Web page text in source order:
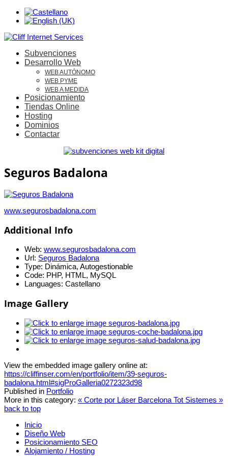
Subvenciones
Desarrollo Web
WEB AUTÓNOMO
WEB PYME
WEB A MEDIDA
Posicionamiento
Tiendas Online
Hosting
Dominios
Contactar
Seguros Badalona
www.segurosbadalona.com
Additional Info
Web: www.segurosbadalona.com
Url: Seguros Badalona
Type: Dinámica, Autogestionable
Code: PHP, HTML, MySQL
Languages: Castellano
Image Gallery
View the embedded image gallery online at:
https://cliffinser.com/en/portfolio/item/39-seguros-
badalona.html#sigProGalleria0272323d98
Published in Portfolio
More in this category: « Corte por Láser Barcelona Tot Sistemes »
back to top
Inicio
Diseño Web
Posicionamiento SEO
Alojamiento / Hosting